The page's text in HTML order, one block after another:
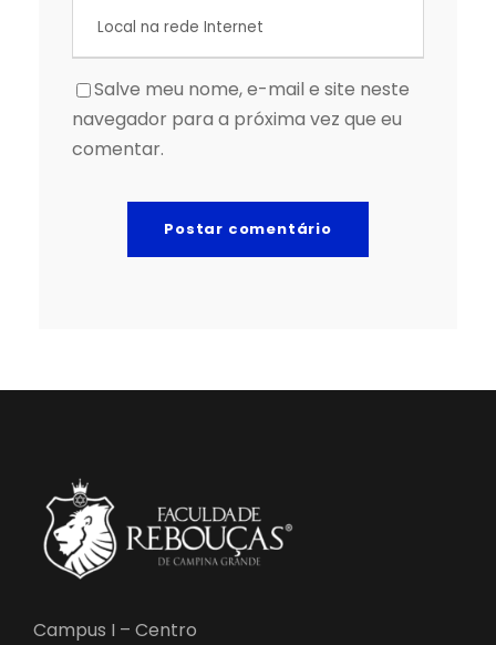
Salve meu nome, e-mail e site neste
navegador para a próxima vez que eu
comentar.
Campus I – Centro